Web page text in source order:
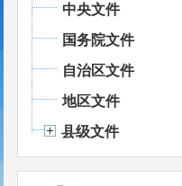
中央文件
国务院文件
自治区文件
地区文件
县级文件